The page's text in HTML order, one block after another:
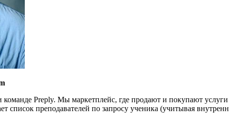
команде Preply. Мы маркетплейс, где продают и покупают
список преподавателей по запросу ученика (учитывая